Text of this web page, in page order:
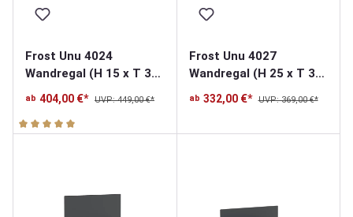
Frost Unu 4024
Wandregal (H 15 x T 30
x L 100cm)
ab 404,00 €* UVP: 449,00 €*
Durchschnittliche Bewertung von 5 von 5 Sternen
Frost Unu 4027
Wandregal (H 25 x T 30
x L 60cm)
ab 332,00 €* UVP: 369,00 €*